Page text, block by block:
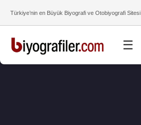
Türkiye’nin en Büyük Biyografi ve Otobiyografi Sitesi
☰